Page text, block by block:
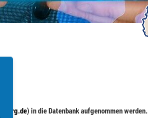
) in die Datenbank aufgenommen werden.